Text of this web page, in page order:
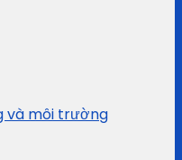
và môi trường